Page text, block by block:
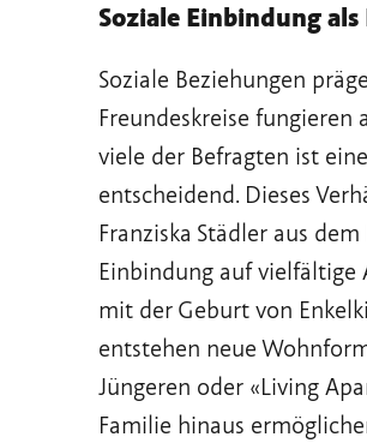
Soziale Einbindung
Soziale Beziehungen
Freundeskreise
viele der Befragten ist
entscheidend. Dieses
Franziska Städler aus
Einbindung auf
mit der Geburt von
entstehen neue
Jüngeren oder «Living
Familie hinaus